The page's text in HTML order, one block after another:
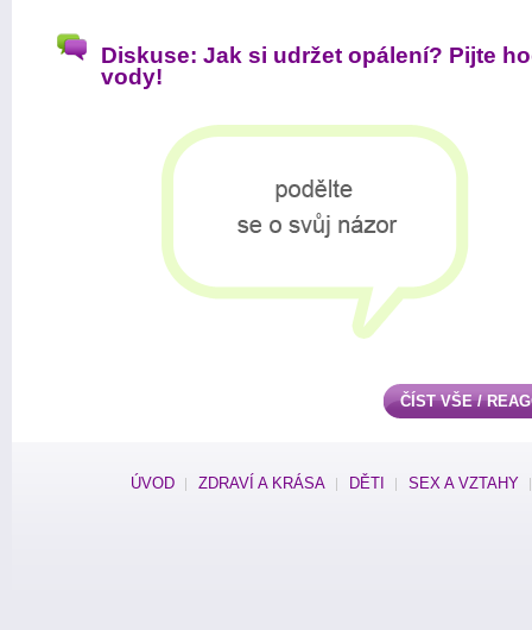
Diskuse: Jak si udržet opálení? Pijte
vody!
ČÍST VŠE /
ÚVOD ZDRAVÍ A KRÁSA DĚTI SEX A VZTAHY